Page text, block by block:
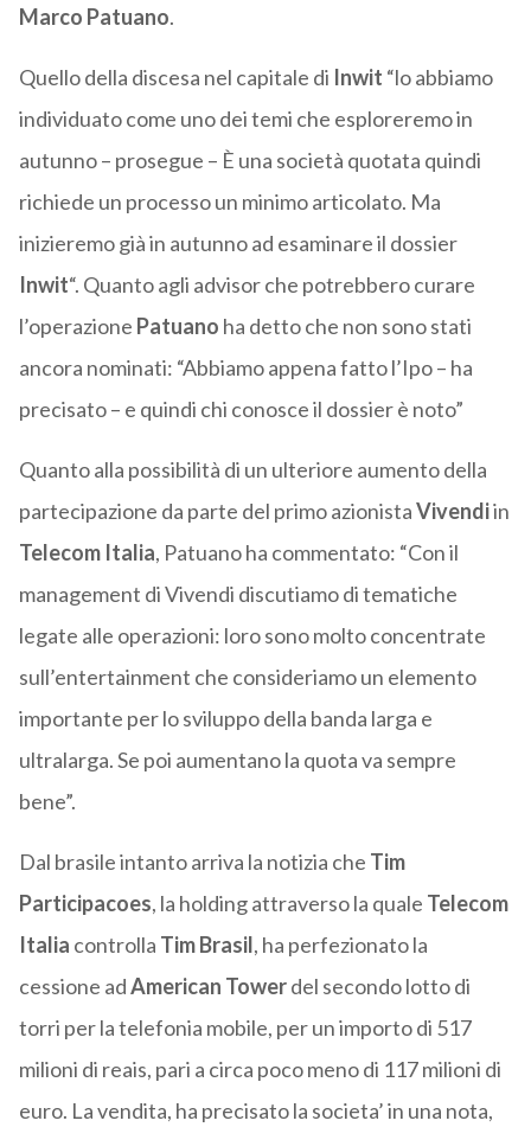
Marco Patuano.
Quello della discesa nel capitale di Inwit “lo abbiamo
individuato come uno dei temi che esploreremo in
autunno – prosegue – È una società quotata quindi
richiede un processo un minimo articolato. Ma
inizieremo già in autunno ad esaminare il dossier
Inwit“. Quanto agli advisor che potrebbero curare
l’operazione Patuano ha detto che non sono stati
ancora nominati: “Abbiamo appena fatto l’Ipo – ha
precisato – e quindi chi conosce il dossier è noto”
Quanto alla possibilità di un ulteriore aumento della
partecipazione da parte del primo azionistaVivendiin
Telecom Italia, Patuano ha commentato: “Con il
management di Vivendi discutiamo di tematiche
legate alle operazioni: loro sono molto concentrate
sull’entertainment che consideriamo un elemento
importante per lo sviluppo della banda larga e
ultralarga. Se poi aumentano la quota va sempre
bene”.
Dal brasile intanto arriva la notizia che Tim
Participacoes, la holding attraverso la quale Telecom
Italia controlla Tim Brasil, ha perfezionato la
cessione adAmerican Towerdel secondo lotto di
torri per la telefonia mobile, per un importo di 517
milioni di reais, pari a circa poco meno di 117 milioni di
euro. La vendita, ha precisato la societa’ in una nota,